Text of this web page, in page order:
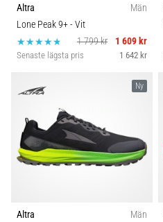
Altra
Män
Lone Peak 9+- Vit
1 799 kr
1 609 kr
Senaste lägsta pris 1 642 kr
Ny
Altra
Män